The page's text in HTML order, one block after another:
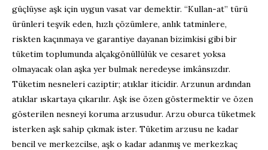
güçlüyse aşk için uygun vasat var demektir. “Kullan-at” türü
ürünleri teşvik eden, hızlı çözümlere, anlık tatminlere,
riskten kaçınmaya ve garantiye dayanan bizimkisi gibi bir
tüketim toplumunda alçakgönüllülük ve cesaret yoksa
olmayacak olan aşka yer bulmak neredeyse imkânsızdır.
Tüketim nesneleri caziptir; atıklar iticidir. Arzunun ardından
atıklar ıskartaya çıkarılır. Aşk ise özen göstermektir ve özen
gösterilen nesneyi koruma arzusudur. Arzu oburca tüketmek
isterken aşk sahip çıkmak ister. Tüketim arzusu ne kadar
bencil ve merkezcilse, aşk o kadar adanmış ve merkezkaç